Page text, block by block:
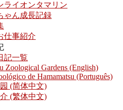
ライオンタマリン
ゃん成長記録
仕事紹介
記一覧
Zoological Gardens (English)
de Hamamatsu (Português)
(简体中文)
(繁体中文)